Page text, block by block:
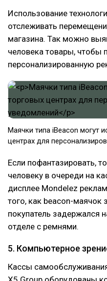
Использование
отслеживать
магазина. Так можно
человека товары, чтобы
персонализированную
Маячки типа iBeacon могут
центрах для
Если пофантазировать,
человеку в очереди на
дисплее Mondelez
того, как beacon-маячок
покупатель задержался
отделе с ремнями.
5. Компьютерное
Кассы